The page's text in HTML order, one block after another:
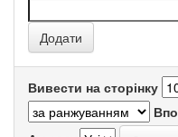
Вивести на сторінку